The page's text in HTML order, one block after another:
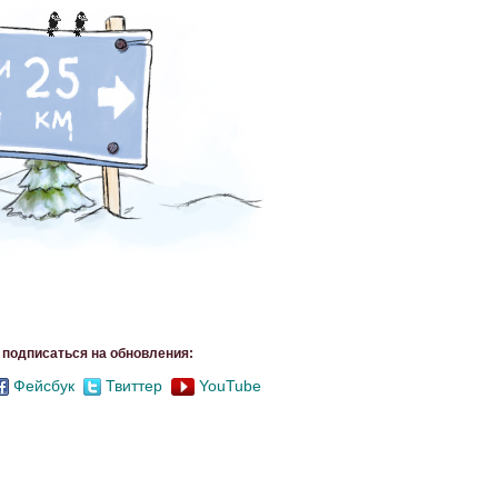
подписаться на обновления:
Фейсбук Твиттер YouTube